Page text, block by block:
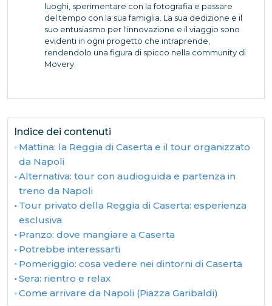
luoghi, sperimentare con la fotografia e passare
del tempo con la sua famiglia. La sua dedizione e il
suo entusiasmo per l'innovazione e il viaggio sono
evidenti in ogni progetto che intraprende,
rendendolo una figura di spicco nella community di
Movery.
Indice dei contenuti
Mattina: la Reggia di Caserta e il tour organizzato
da Napoli
Alternativa: tour con audioguida e partenza in
treno da Napoli
Tour privato della Reggia di Caserta: esperienza
esclusiva
Pranzo: dove mangiare a Caserta
Potrebbe interessarti
Pomeriggio: cosa vedere nei dintorni di Caserta
Sera: rientro e relax
Come arrivare da Napoli (Piazza Garibaldi)